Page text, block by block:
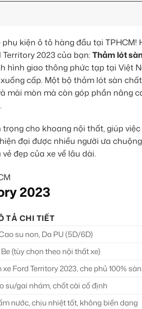
kiện ô tô hàng đầu tại TPHCM!
2023 của bạn:Thảm lót
hình giao thông phức tạp tại Việt
cấp. Một bộ thảm lót sàn
mài mòn mà còn góp phần nâng
cho khoang nội thất, giúp
đại được nhiều người ưa
đẹp của xe về lâu dài.
2023
TẢ CHI TIẾT
su non, Da PU (5D/6D)
(tùy chọn theo nội thất xe)
Ford Territory 2023, che phủ 100%
su/gai nhám, chốt cài cố định
nước, chịu nhiệt tốt, không biến dạng